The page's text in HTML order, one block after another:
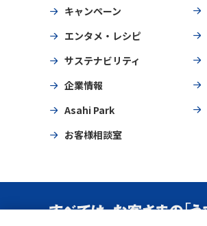
キャンペーン
エンタメ・レシピ
サステナビリティ
企業情報
Asahi Park
お客様相談室